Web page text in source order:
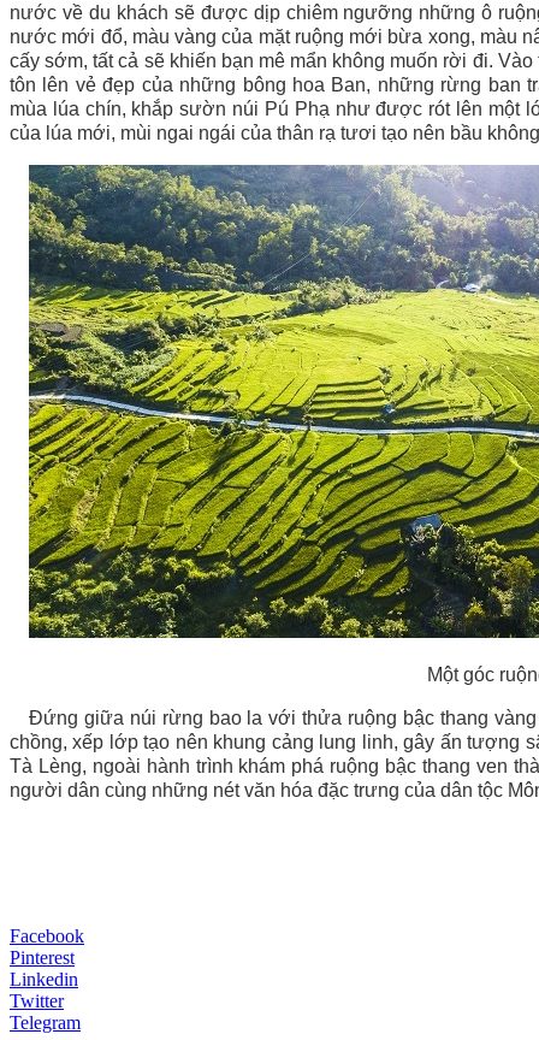
nước về du khách sẽ được dịp chiêm ngưỡng những ô
nước mới đổ, màu vàng của mặt ruộng mới bừa xong, màu
cấy sớm, tất cả sẽ khiến bạn mê mẩn không muốn rời đi.
tôn lên vẻ đẹp của những bông hoa Ban, những rừng ban
mùa lúa chín, khắp sườn núi Pú Phạ như được rót lên một
của lúa mới, mùi ngai ngái của thân rạ tươi tạo nên bầu
Một góc
Đứng giữa núi rừng bao la với thửa ruộng bậc thang
chồng, xếp lớp tạo nên khung cảng lung linh, gây ấn
Tà Lèng, ngoài hành trình khám phá ruộng bậc thang ven
người dân cùng những nét văn hóa đặc trưng của dân tộc
Facebook
Pinterest
Linkedin
Twitter
Telegram